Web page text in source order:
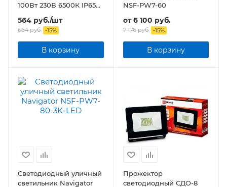
100Вт 230В 6500К IP65
564 руб./шт
664руб. -15%
В корзину
NSF-PW7-60
от6 100 руб.
7 176 руб. -15%
В корзину
Светодиодный уличный
светильник Navigator
Прожектор
светодиодный СДО-8